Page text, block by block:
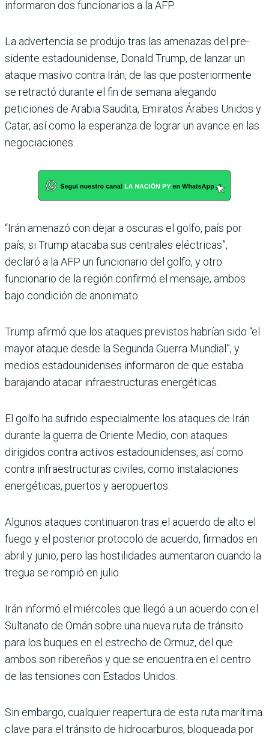
informaron dos funcio­narios a la AFP.
La advertencia se produjo tras las amenazas del pre­
sidente estadounidense, Donald Trump, de lanzar un
ataque masivo contra Irán, de las que posteriormente
se retractó durante el fin de semana alegando
peticiones de Arabia Saudita, Emiratos Árabes Unidos y
Catar, así como la esperanza de lograr un avance en las
negociacio­nes.
“Irán amenazó con dejar a oscuras el golfo, país por
país, si Trump atacaba sus centrales eléctricas”,
declaró a la AFP un funcionario del golfo, y otro
funcionario de la región confirmó el men­saje, ambos
bajo condición de anonimato.
Trump afirmó que los ata­ques previstos habrían sido “el
mayor ataque desde la Segunda Guerra Mundial”, y
medios estadounidenses informaron de que estaba
barajando atacar infraestruc­turas energéticas.
El golfo ha sufrido especial­mente los ataques de Irán
durante la guerra de Oriente Medio, con ataques
dirigidos contra activos estadouniden­ses, así como
contra infraes­tructuras civiles, como insta­laciones
energéticas, puertos y aeropuertos.
Algunos ataques continua­ron tras el acuerdo de alto el
fuego y el posterior protocolo de acuerdo, firmados en
abril y junio, pero las hostilidades aumentaron cuando la
tregua se rompió en julio.
Irán informó el miércoles que llegó a un acuerdo con el
Sul­tanato de Omán sobre una nueva ruta de tránsito
para los buques en el estrecho de Ormuz, del que
ambos son ribereños y que se encuentra en el centro
de las tensiones con Estados Unidos.
Sin embargo, cualquier rea­pertura de esta ruta marí­tima
clave para el tránsito de hidrocarburos, bloqueada por